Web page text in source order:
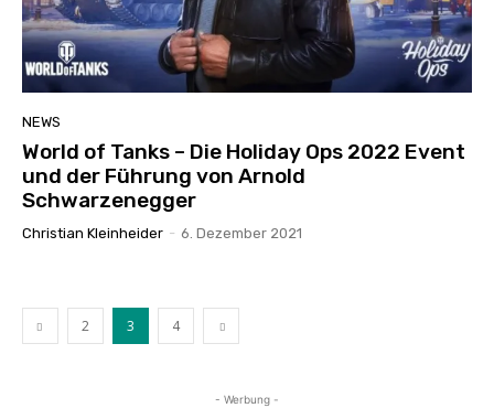
NEWS
World of Tanks – Die Holiday Ops 2022 Event
und der Führung von Arnold
Schwarzenegger
Christian Kleinheider - 6. Dezember 2021
2 3 4
- Werbung -